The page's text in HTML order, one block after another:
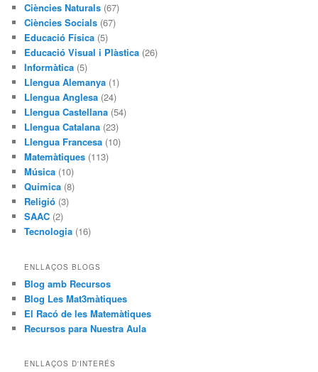
Ciències Naturals (67)
Ciències Socials (67)
Educació Física (5)
Educació Visual i Plàstica (26)
Informàtica (5)
Llengua Alemanya (1)
Llengua Anglesa (24)
Llengua Castellana (54)
Llengua Catalana (23)
Llengua Francesa (10)
Matemàtiques (113)
Música (10)
Química (8)
Religió (3)
SAAC (2)
Tecnologia (16)
ENLLAÇOS BLOGS
Blog amb Recursos
Blog Les Mat3màtiques
El Racó de les Matemàtiques
Recursos para Nuestra Aula
ENLLAÇOS D'INTERÉS